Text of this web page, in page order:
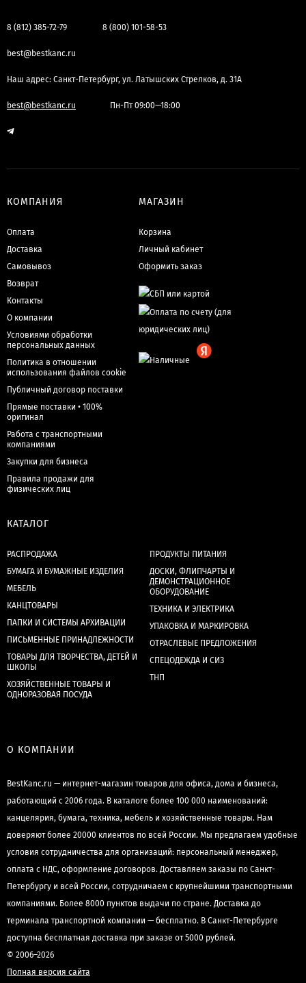
8 (812) 385-72-79 8 (800) 101-58-53
best@bestkanc.ru
Наш адрес: Санкт-Петербург, ул. Латышских Стрелков, д. 31А
best@bestkanc.ru Пн-Пт 09:00—18:00
КОМПАНИЯ
Оплата
Доставка
Самовывоз
Возврат
Контакты
О компании
Условиями обработки
персональных данных
Политика в отношении
использования файлов cookie
Публичный договор поставки
Прямые поставки • 100%
оригинал
Работа с транспортными
компаниями
Закупки для бизнеса
Правила продажи для
физических лиц
МАГАЗИН
Корзина
Личный кабинет
Оформить заказ
КАТАЛОГ
РАСПРОДАЖА
БУМАГА И БУМАЖНЫЕ ИЗДЕЛИЯ
МЕБЕЛЬ
КАНЦТОВАРЫ
ПАПКИ И СИСТЕМЫ АРХИВАЦИИ
ПИСЬМЕННЫЕ ПРИНАДЛЕЖНОСТИ
ТОВАРЫ ДЛЯ ТВОРЧЕСТВА, ДЕТЕЙ И
ШКОЛЫ
ХОЗЯЙСТВЕННЫЕ ТОВАРЫ И
ОДНОРАЗОВАЯ ПОСУДА
ПРОДУКТЫ ПИТАНИЯ
ДОСКИ, ФЛИПЧАРТЫ И
ДЕМОНСТРАЦИОННОЕ
ОБОРУДОВАНИЕ
ТЕХНИКА И ЭЛЕКТРИКА
УПАКОВКА И МАРКИРОВКА
ОТРАСЛЕВЫЕ ПРЕДЛОЖЕНИЯ
СПЕЦОДЕЖДА И СИЗ
ТНП
О КОМПАНИИ
BestKanc.ru — интернет-магазин товаров для офиса, дома и бизнеса,
работающий с 2006 года. В каталоге более 100 000 наименований:
канцелярия, бумага, техника, мебель и хозяйственные товары. Нам
доверяют более 20000 клиентов по всей России. Мы предлагаем удобные
условия сотрудничества для организаций: персональный менеджер,
оплата с НДС, оформление договоров. Доставляем заказы по Санкт-
Петербургу и всей России, сотрудничаем с крупнейшими транспортными
компаниями. Более 8000 пунктов выдачи по стране. Доставка до
терминала транспортной компании — бесплатно. В Санкт-Петербурге
доступна бесплатная доставка при заказе от 5000 рублей.
© 2006–2026
Полная версия сайта